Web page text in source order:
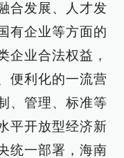
合发展、人才发
有企业等方面的
企业合法权益，
便利化的一流营
、管理、标准等
平开放型经济新
统一部署，海南